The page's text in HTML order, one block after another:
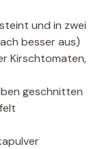
und in zwei
besser aus)
Kirschtomaten,
geschnitten